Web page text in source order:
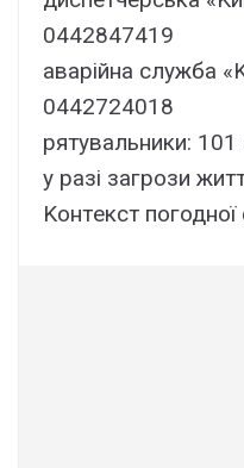
0442847419
aвapійнa cлyжбa
0442724018
pятyвaльники:
y paзі зaгpози
Kонтeкcт погодної